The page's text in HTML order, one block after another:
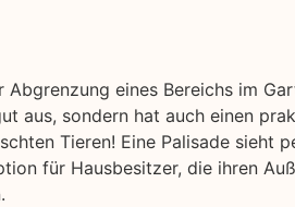
eines Bereichs im
aus, sondern hat auch einen
Tieren! Eine Palisade sieht
für Hausbesitzer, die ihren